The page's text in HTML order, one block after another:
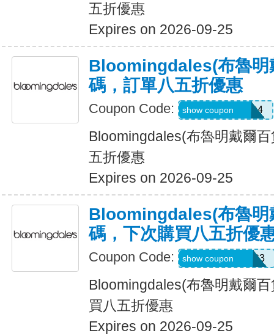
五折優惠
Expires on 2026-09-25
Bloomingdales(布魯明
碼，訂單八五折優惠
Coupon Code: Z6H7VX4C47D4
show coupon
Bloomingdales(布魯明戴爾
五折優惠
Expires on 2026-09-25
Bloomingdales(布魯明
碼，下次購買八五折優
Coupon Code: Z75MB3Y8PHC3
show coupon
Bloomingdales(布魯明戴爾
買八五折優惠
Expires on 2026-09-25